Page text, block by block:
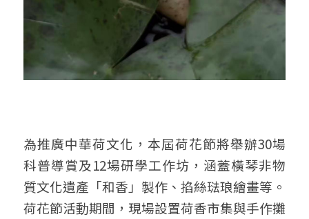
為推廣中華荷文化，本屆荷花節將舉辦30場
科普導賞及12場研學工作坊，涵蓋橫琴非物
質文化遺產「和香」製作、掐絲琺琅繪畫等。
荷花節活動期間，現場設置荷香市集與手作攤